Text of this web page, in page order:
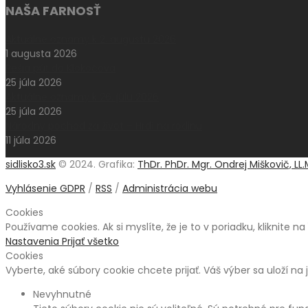
NAŠA FARNOSŤ
1 augusta 2026
25 júla 2026
25 júla 2026
11 júla 2026
sidlisko3.sk © 2024. Grafika: ThDr. PhDr. Mgr. Ondrej Miškovič,
Vyhlásenie GDPR / RSS / Administrácia webu
Cookies
Používame cookies. Ak si myslíte, že je to v poriadku, kliknite
Nastavenia Prijať všetko
Cookies
Vyberte, aké súbory cookie chcete prijať. Váš výber sa uloží na
Nevyhnutné